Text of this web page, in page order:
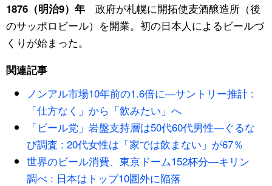
科学・技術
暮らし
スポーツ・東京2020
Books
Cinema
Topics
Images
People
1876（明治9）年政府が札幌に開拓使麦酒醸造所（後
のサッポロビール）を開業。初の日本人によるビールづ
くりが始まった。
関連記事
ノンアル市場10年前の1.6倍に―サントリー推計 :
「仕方なく」から「飲みたい」へ
「ビール党」岩盤支持層は50代60代男性―ぐるな
び調査 : 20代女性は「家では飲まない」が67％
世界のビール消費、東京ドーム152杯分―キリン
調べ : 日本はトップ10圏外に陥落